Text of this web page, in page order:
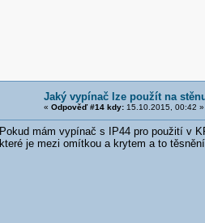
Jaký vypínač lze použít na
« Odpověď #14 kdy:15.10.2015, 00:42 »
Pokud mám vypínač s IP44 pro použití v
které je mezi omítkou a krytem a to